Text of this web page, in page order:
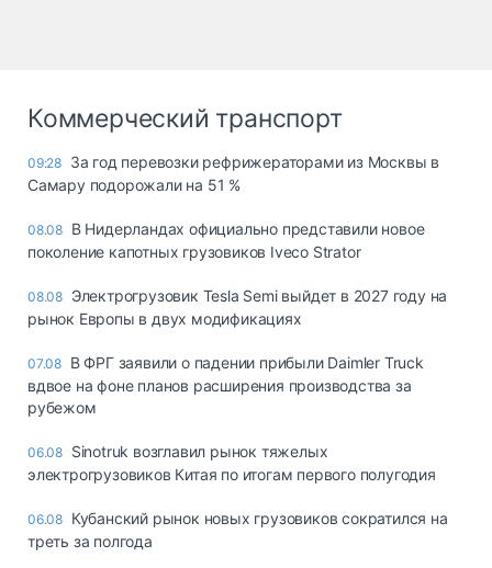
Коммерческий транспорт
09:28 За год перевозки рефрижераторами из Москвы в
Самару подорожали на 51 %
08.08 В Нидерландах официально представили новое
поколение капотных грузовиков Iveco Strator
08.08 Электрогрузовик Tesla Semi выйдет в 2027 году на
рынок Европы в двух модификациях
07.08 В ФРГ заявили о падении прибыли Daimler Truck
вдвое на фоне планов расширения производства за
рубежом
06.08 Sinotruk возглавил рынок тяжелых
электрогрузовиков Китая по итогам первого полугодия
06.08 Кубанский рынок новых грузовиков сократился на
треть за полгода